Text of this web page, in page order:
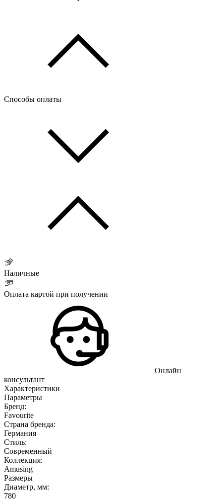
Способы оплаты
Наличные
Оплата картой при получении
Онлайн
консультант
Характеристики
Параметры
Бренд:
Favourite
Страна бренда:
Германия
Стиль:
Современный
Коллекция:
Amusing
Размеры
Диаметр, мм:
780